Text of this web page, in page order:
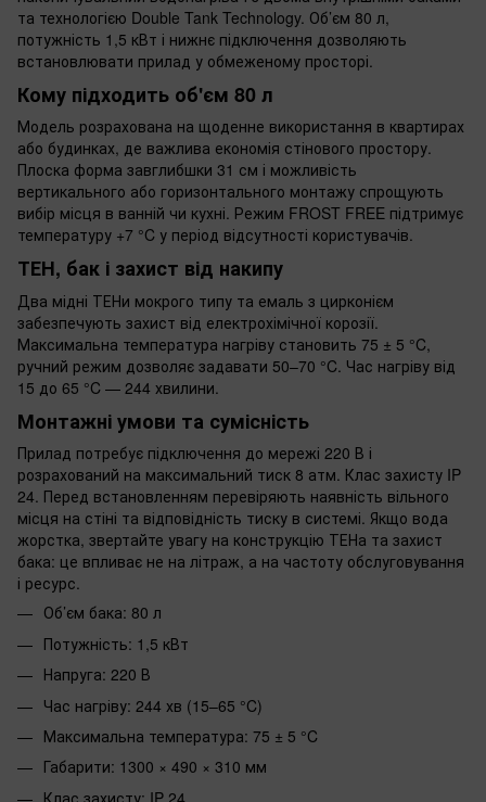
та технологією Double Tank Technology. Об’єм 80 л,
потужність 1,5 кВт і нижнє підключення дозволяють
встановлювати прилад у обмеженому просторі.
Кому підходить об'єм 80 л
Модель розрахована на щоденне використання в квартирах
або будинках, де важлива економія стінового простору.
Плоска форма завглибшки 31 см і можливість
вертикального або горизонтального монтажу спрощують
вибір місця в ванній чи кухні. Режим FROST FREE підтримує
температуру +7 °C у період відсутності користувачів.
ТЕН, бак і захист від накипу
Два мідні ТЕНи мокрого типу та емаль з цирконієм
забезпечують захист від електрохімічної корозії.
Максимальна температура нагріву становить 75 ± 5 °C,
ручний режим дозволяє задавати 50–70 °C. Час нагріву від
15 до 65 °C — 244 хвилини.
Монтажні умови та сумісність
Прилад потребує підключення до мережі 220 В і
розрахований на максимальний тиск 8 атм. Клас захисту IP
24. Перед встановленням перевіряють наявність вільного
місця на стіні та відповідність тиску в системі. Якщо вода
жорстка, звертайте увагу на конструкцію ТЕНа та захист
бака: це впливає не на літраж, а на частоту обслуговування
і ресурс.
Об’єм бака: 80 л
Потужність: 1,5 кВт
Напруга: 220 В
Час нагріву: 244 хв (15–65 °C)
Максимальна температура: 75 ± 5 °C
Габарити: 1300 × 490 × 310 мм
Клас захисту: IP 24